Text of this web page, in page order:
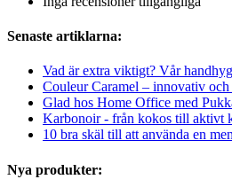
Senaste artiklarna:
Vad är extra viktigt? Vår
Couleur Caramel – innovativ och
Glad hos Home Office med
Karbonoir - från kokos till aktivt
10 bra skäl till att använda en
Nya produkter: